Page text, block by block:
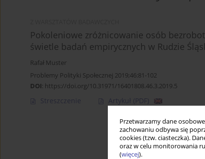
Przetwarzamy dane
zachowaniu odbywa się
cookies (tzw. ciasteczka).
oraz w celu monitorowania
(więcej).
Pokoleniowe zróżnicowanie osób
świetle badań empirycznych w Rudzie
Rafał Muster
Problemy Polityki Społecznej 2019;46:81-102
DOI: https://doi.org/10.31971/16401808.46.3.2019.5
Streszczenie Artykuł (PDF)